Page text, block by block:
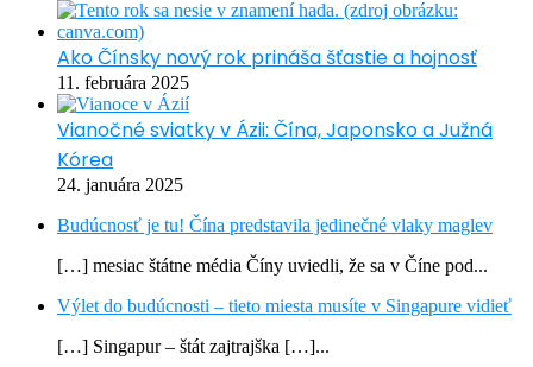
Ako Čínsky nový rok prináša šťastie a hojnosť
11. februára 2025
Vianočné sviatky v Ázii: Čína, Japonsko a Južná
Kórea
24. januára 2025
Budúcnosť je tu! Čína predstavila jedinečné vlaky maglev
[…] mesiac štátne média Číny uviedli, že sa v Číne pod...
Výlet do budúcnosti – tieto miesta musíte v Singapure vidieť
[…] Singapur – štát zajtrajška […]...